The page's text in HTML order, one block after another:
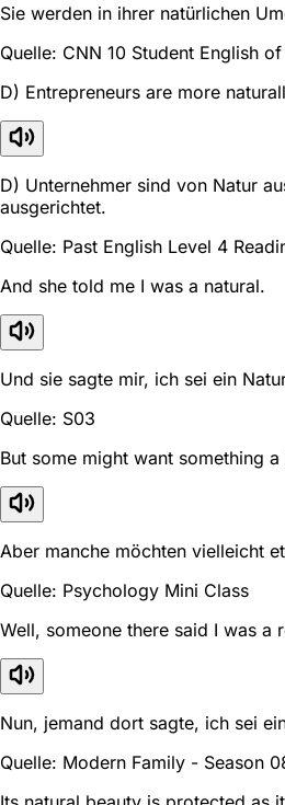
Sie werden in ihrer natürlichen
Quelle: CNN 10 Student English
D) Entrepreneurs are more
D) Unternehmer sind von Natur
ausgerichtet.
Quelle: Past English Level 4
And she told me I was a natural.
Und sie sagte mir, ich sei ein
Quelle: S03
But some might want something
Aber manche möchten vielleicht
Quelle: Psychology Mini Class
Well, someone there said I was a
Nun, jemand dort sagte, ich sei
Quelle: Modern Family - Season